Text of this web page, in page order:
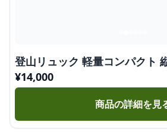
登山リュック 軽量コンパクト
¥14,000
商品の詳細を見